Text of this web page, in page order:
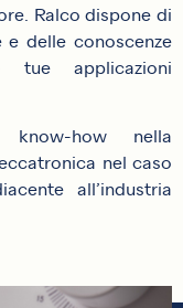
Ralco dispone di
e delle conoscenze
tue applicazioni
how nella
nel caso
all’industria